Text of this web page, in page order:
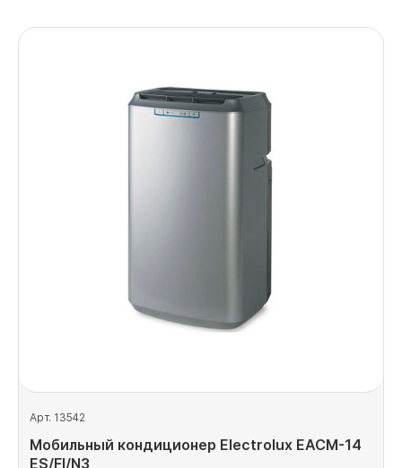
Арт. 13542
Мобильный кондиционер Electrolux EACM-14
ES/FI/N3